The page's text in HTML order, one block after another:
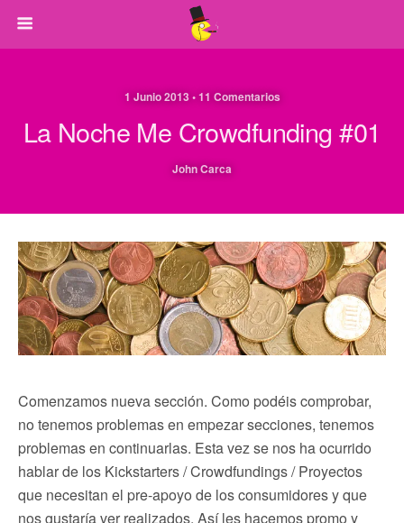
1 Junio 2013 • 11 Comentarios
La Noche Me Crowdfunding #01
John Carca
Comenzamos nueva sección. Como podéis comprobar,
no tenemos problemas en empezar secciones, tenemos
problemas en continuarlas. Esta vez se nos ha ocurrido
hablar de los Kickstarters / Crowdfundings / Proyectos
que necesitan el pre-apoyo de los consumidores y que
nos gustaría ver realizados. Así les hacemos promo y